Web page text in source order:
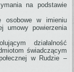
na podstawie
osobowe w imieniu
umowy powierzenia
działalność
świadczącym
w Rudzie –